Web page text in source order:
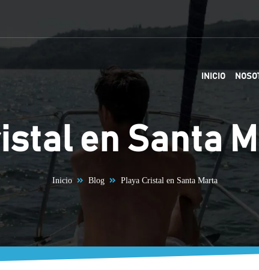
INICIO
en Santa
Inicio Blog Playa Cristal en Santa Marta